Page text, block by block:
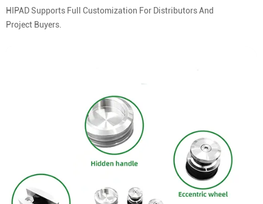
HIPAD Supports Full Customization For Distributors And
Project Buyers.